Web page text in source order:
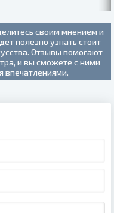
своим мнением и
полезно узнать стоит
Отзывы помогают
и вы сможете с ними
впечатлениями.